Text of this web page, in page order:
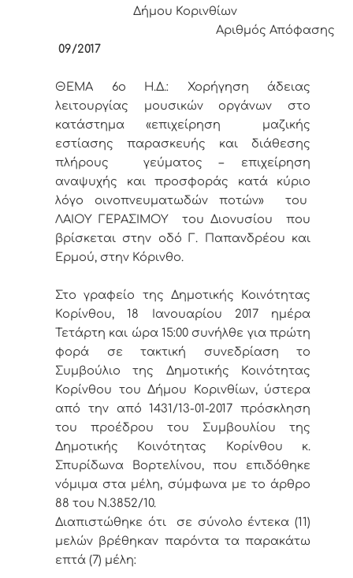
Δήμου Κορινθίων
Αριθμός Απόφασης
09/2017
ΘΕΜΑ 6o Η.Δ.: Χορήγηση άδειας
λειτουργίας μουσικών οργάνων στο
κατάστημα «επιχείρηση μαζικής
εστίασης παρασκευής και διάθεσης
πλήρους γεύματος – επιχείρηση
αναψυχής και προσφοράς κατά κύριο
λόγο οινοπνευματωδών ποτών» του
ΛΑΙΟΥ ΓΕΡΑΣΙΜΟΥ του Διονυσίου που
βρίσκεται στην οδό Γ. Παπανδρέου και
Ερμού, στην Κόρινθο.
Στο γραφείο της Δημοτικής Κοινότητας
Κορίνθου, 18 Ιανουαρίου 2017 ημέρα
Τετάρτη και ώρα 15:00 συνήλθε για πρώτη
φορά σε τακτική συνεδρίαση το
Συμβούλιο της Δημοτικής Κοινότητας
Κορίνθου του Δήμου Κορινθίων, ύστερα
από την από 1431/13-01-2017 πρόσκληση
του προέδρου του Συμβουλίου της
Δημοτικής Κοινότητας Κορίνθου κ.
Σπυρίδωνα Βορτελίνου, που επιδόθηκε
νόμιμα στα μέλη, σύμφωνα με το άρθρο
88 του Ν.3852/10.
Διαπιστώθηκε ότι σε σύνολο έντεκα (11)
μελών βρέθηκαν παρόντα τα παρακάτω
επτά (7) μέλη: